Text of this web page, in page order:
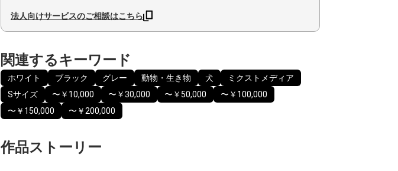
法人向けサービスのご相談はこちら
関連するキーワード
ホワイト ブラック グレー 動物・生き物 犬
ミクストメディア
Sサイズ
〜￥10,000 〜￥30,000 〜￥50,000
〜￥100,000
〜￥150,000
〜￥200,000
作品ストーリー